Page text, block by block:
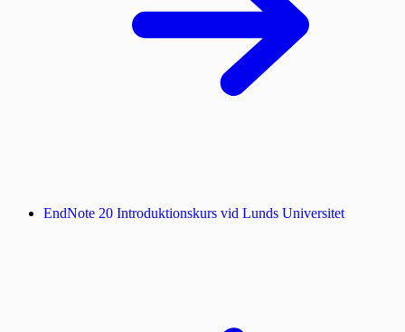
EndNote 20 Introduktionskurs vid Lunds Universitet